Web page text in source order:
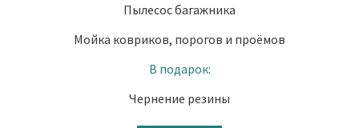
Пылесос багажника
Мойка ковриков, порогов и проёмов
В подарок:
Чернение резины